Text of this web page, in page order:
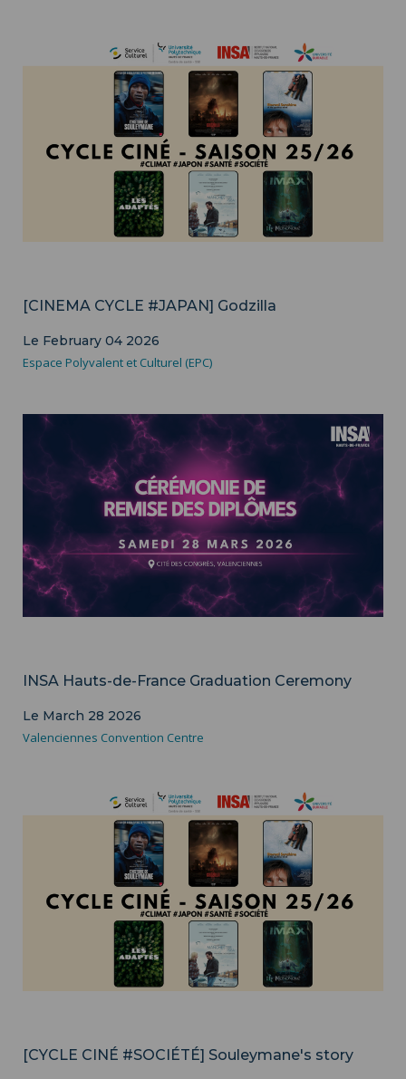
[CINEMA CYCLE #JAPAN] Godzilla
Le February 04 2026
Espace Polyvalent et Culturel (EPC)
INSA Hauts-de-France Graduation Ceremony
Le March 28 2026
Valenciennes Convention Centre
[CYCLE CINÉ #SOCIÉTÉ] Souleymane's story